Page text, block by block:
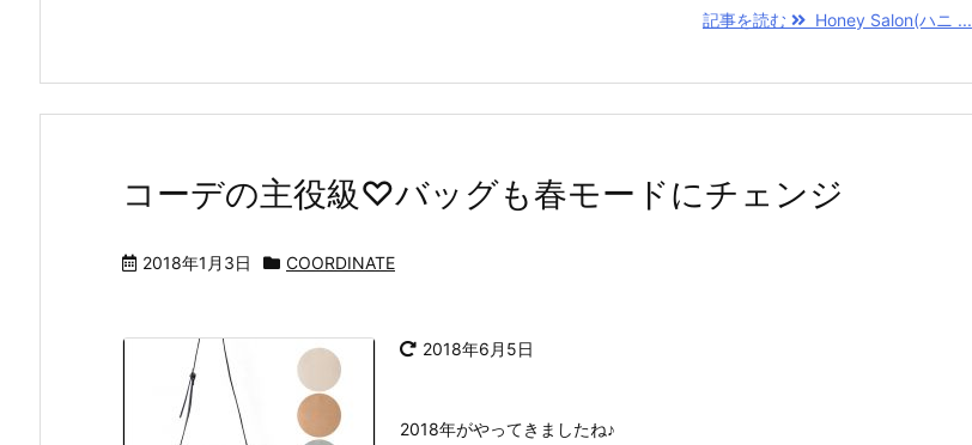
記事を読む Honey Salon(ハニ ...
コーデの主役級♡バッグも春モードにチェンジ
2018年1月3日 COORDINATE
2018年6月5日
2018年がやってきましたね♪